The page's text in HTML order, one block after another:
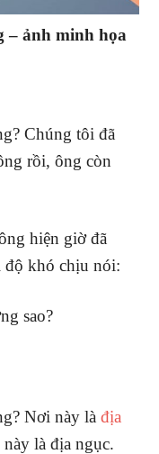
– ảnh minh họa
Chúng tôi đã
rồi, ông còn
hiện giờ đã
độ khó chịu nói:
sao?
Nơi này làđịa
là địa ngục.